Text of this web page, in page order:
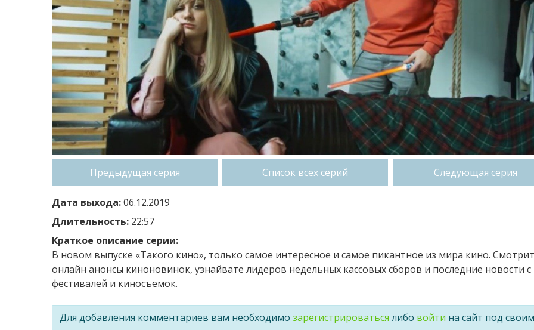
Предыдущая серия Список всех серий Следующая серия
Дата выхода:06.12.2019
Длительность: 22:57
Краткое описание серии:
В новом выпуске «Такого кино», только самое интересное и самое пикантное из мира кино.
онлайн анонсы киноновинок, узнайвате лидеров недельных кассовых сборов и последние новости с
фестивалей и киносъемок.
Для добавления комментариев вам необходимо зарегистрироваться либо войти на сайт под своим